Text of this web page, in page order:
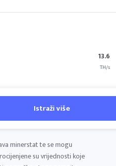
13.6
TH/s
Istraži više
minerstat te se mogu
su vrijednosti koje